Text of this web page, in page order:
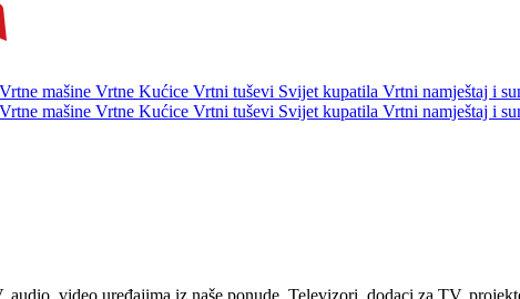
Vrtne mašine Vrtne Kućice Vrtni tuševi Svijet kupatila Vrtni namještaj i
Vrtne mašine Vrtne Kućice Vrtni tuševi Svijet kupatila Vrtni namještaj i
video uređajima iz naše ponude. Televizori, dodaci za TV,